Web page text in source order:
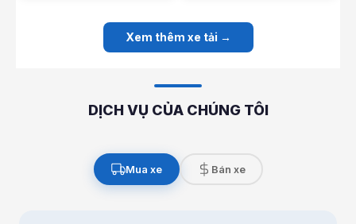
Xem thêm xe tải →
DỊCH VỤ CỦA CHÚNG TÔI
Mua xe Bán xe